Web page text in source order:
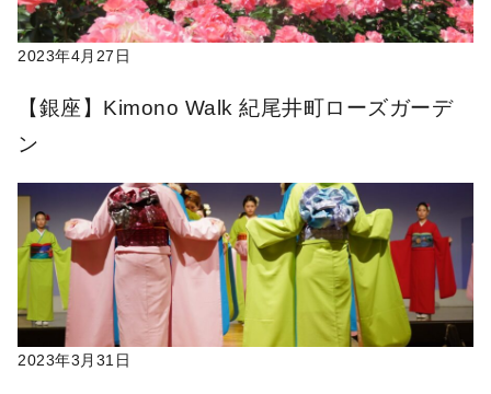
2023年4月27日
【銀座】Kimono Walk 紀尾井町ローズガーデ
ン
2023年3月31日